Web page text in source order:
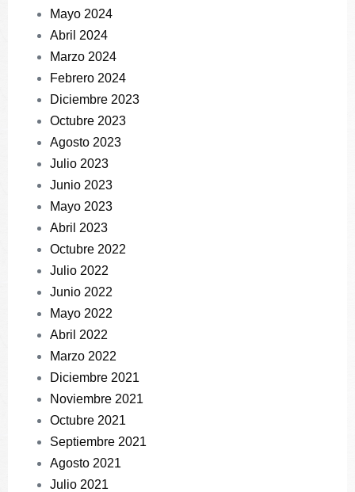
Mayo 2024
Abril 2024
Marzo 2024
Febrero 2024
Diciembre 2023
Octubre 2023
Agosto 2023
Julio 2023
Junio 2023
Mayo 2023
Abril 2023
Octubre 2022
Julio 2022
Junio 2022
Mayo 2022
Abril 2022
Marzo 2022
Diciembre 2021
Noviembre 2021
Octubre 2021
Septiembre 2021
Agosto 2021
Julio 2021